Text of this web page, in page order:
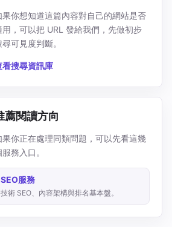
果你想知道這篇內容對自己的網站是否
用，可以把 URL 發給我們，先做初步
尋可見度判斷。
看搜尋資訊庫
薦閱讀方向
果你正在處理同類問題，可以先看這幾
務入口。
SEO服務
技術 SEO、內容架構與排名基本盤。